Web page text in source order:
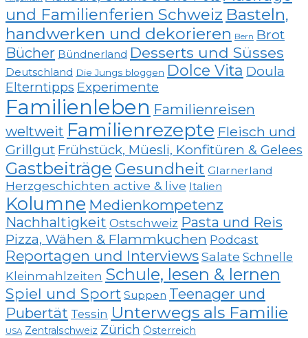
und Familienferien Schweiz Basteln,
handwerken und dekorieren Bern Brot
Bücher Bündnerland Desserts und Süsses
Deutschland Die Jungs bloggen Dolce Vita Doula
Elterntipps Experimente
Familienleben Familienreisen
weltweit Familienrezepte Fleisch und
Grillgut Frühstück, Müesli, Konfitüren & Gelees
Gastbeiträge Gesundheit Glarnerland
Herzgeschichten active & live Italien
Kolumne Medienkompetenz
Nachhaltigkeit Ostschweiz Pasta und Reis
Pizza, Wähen & Flammkuchen Podcast
Reportagen und InterviewsSalate Schnelle
Kleinmahlzeiten Schule, lesen & lernen
Spiel und Sport Suppen Teenager und
Pubertät Tessin Unterwegs als Familie
USA Zentralschweiz Zürich Österreich